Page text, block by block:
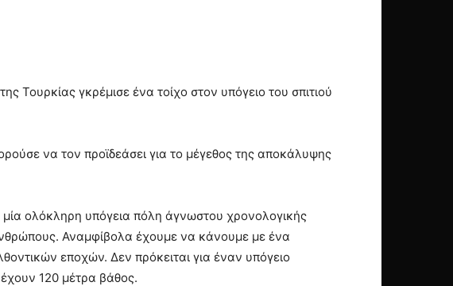
γκρέμισε ένα τοίχο στον υπόγειο του σπιτιού
να τον προϊδεάσει για το μέγεθος της αποκάλυψης
ολόκληρη υπόγεια πόλη άγνωστου χρονολογικής
Αναμφίβολα έχουμε να κάνουμε με ένα
εποχών. Δεν πρόκειται για έναν υπόγειο
120 μέτρα βάθος.